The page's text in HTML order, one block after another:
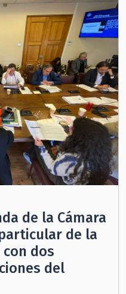
de la Cámara
de la
dos
del